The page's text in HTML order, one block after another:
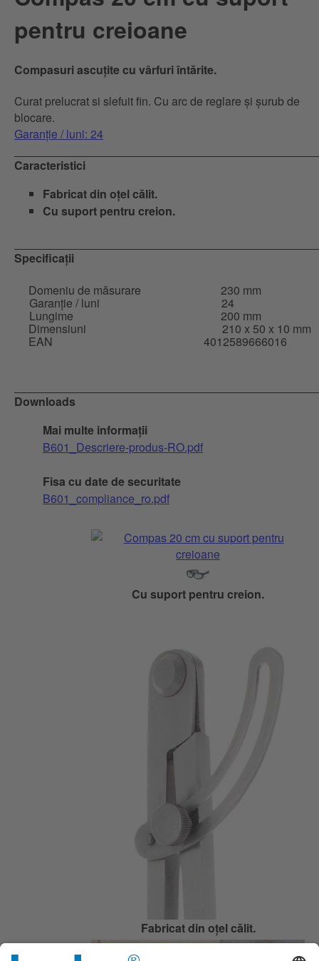
pentru creioane
Compasuri ascuțite cu vârfuri întărite.
Curat prelucrat si slefuit fin. Cu arc de reglare și șurub de
blocare.
Garanție / luni: 24
Caracteristici
Fabricat din oțel călit.
Cu suport pentru creion.
Specificații
Domeniu de măsurare
230 mm
Garanție / luni 24
Lungime 200 mm
Dimensiuni 210 x 50 x 10 mm
EAN 4012589666016
Downloads
Mai multe informații
B601_Descriere-produs-RO.pdf
Fisa cu date de securitate
B601_compliance_ro.pdf
Cu suport pentru creion.
Fabricat din oțel călit.